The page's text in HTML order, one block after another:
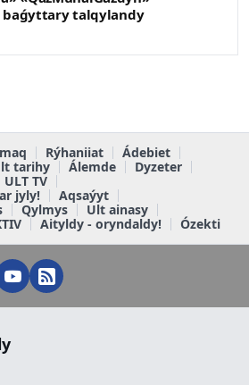
talqylandy
Rýhaniiat
Ádebiet
tarihy Álemde
Dyzeter
ULT TV
jyly!
Aqsaýyt
Qylmys
Ult ainasy
Aityldy - oryndaldy! Ózekti